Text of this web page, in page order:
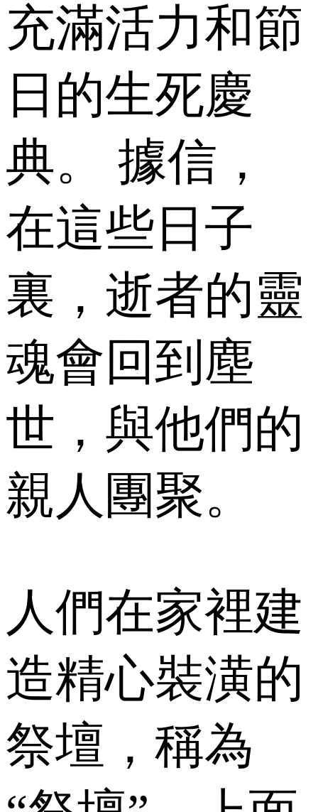
充滿活力和節
日的生死慶
典。 據信，
在這些日子
裏，逝者的靈
魂會回到塵
世，與他們的
親人團聚。
人們在家裡建
造精心裝潢的
祭壇，稱為